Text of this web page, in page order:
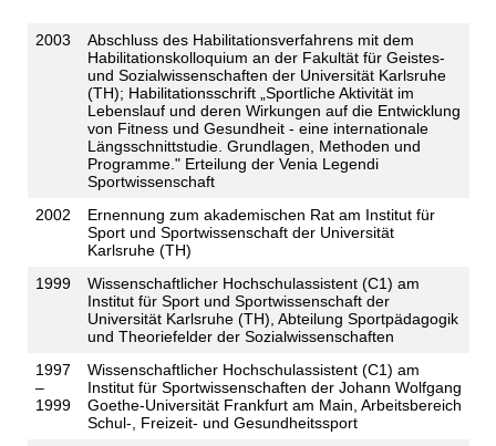
2003
Abschluss des Habilitationsverfahrens mit dem
Habilitationskolloquium an der Fakultät für Geistes-
und Sozialwissenschaften der Universität Karlsruhe
(TH); Habilitationsschrift „Sportliche Aktivität im
Lebenslauf und deren Wirkungen auf die Entwicklung
von Fitness und Gesundheit - eine internationale
Längsschnittstudie. Grundlagen, Methoden und
Programme." Erteilung der Venia Legendi
Sportwissenschaft
2002
Ernennung zum akademischen Rat am Institut für
Sport und Sportwissenschaft der Universität
Karlsruhe (TH)
1999
Wissenschaftlicher Hochschulassistent (C1) am
Institut für Sport und Sportwissenschaft der
Universität Karlsruhe (TH), Abteilung Sportpädagogik
und Theoriefelder der Sozialwissenschaften
1997
–
1999
Wissenschaftlicher Hochschulassistent (C1) am
Institut für Sportwissenschaften der Johann Wolfgang
Goethe-Universität Frankfurt am Main, Arbeitsbereich
Schul-, Freizeit- und Gesundheitssport